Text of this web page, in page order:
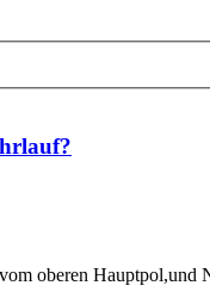
oberen